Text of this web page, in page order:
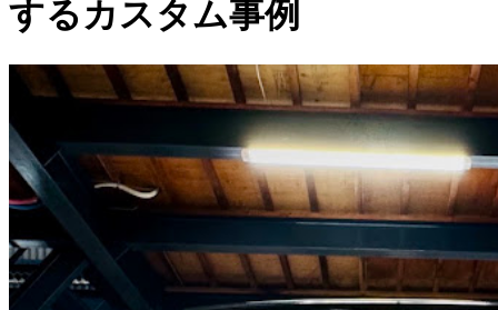
するカスタム事例